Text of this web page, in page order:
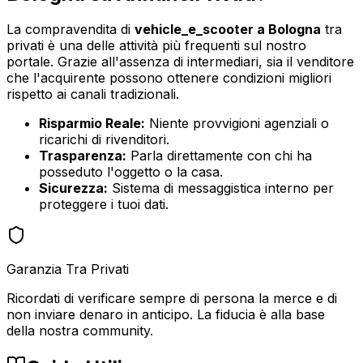
La compravendita di vehicle_e_scooter a Bologna tra
privati è una delle attività più frequenti sul nostro
portale. Grazie all'assenza di intermediari, sia il venditore
che l'acquirente possono ottenere condizioni migliori
rispetto ai canali tradizionali.
Risparmio Reale: Niente provvigioni agenziali o
ricarichi di rivenditori.
Trasparenza: Parla direttamente con chi ha
posseduto l'oggetto o la casa.
Sicurezza: Sistema di messaggistica interno per
proteggere i tuoi dati.
Garanzia Tra Privati
Ricordati di verificare sempre di persona la merce e di
non inviare denaro in anticipo. La fiducia è alla base
della nostra community.